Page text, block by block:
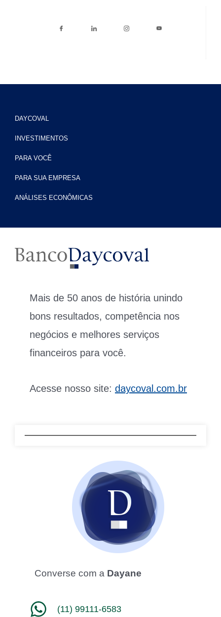
DAYCOVAL
INVESTIMENTOS
PARA VOCÊ
PARA SUA EMPRESA
ANÁLISES ECONÔMICAS
Mais de 50 anos de história unindo
bons resultados, competência nos
negócios e melhores serviços
financeiros para você.
Acesse nosso site: daycoval.com.br
Converse com a Dayane
(11) 99111-6583